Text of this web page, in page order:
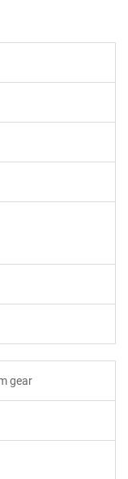
gear